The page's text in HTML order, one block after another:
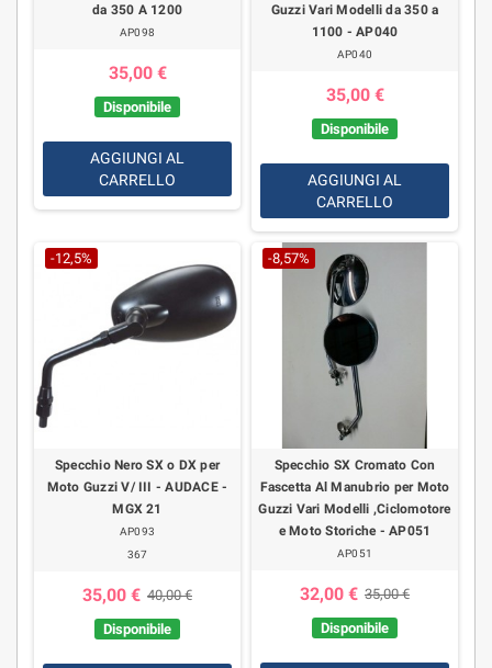
da 350 A 1200
AP098
35,00 €
Disponibile
AGGIUNGI AL
CARRELLO
Guzzi Vari Modelli da 350 a
1100 - AP040
AP040
35,00 €
Disponibile
AGGIUNGI AL
CARRELLO
-12,5%
Specchio Nero SX o DX per
Moto Guzzi V/ III - AUDACE -
MGX 21
AP093
367
35,00 € 40,00 €
Disponibile
-8,57%
Specchio SX Cromato Con
Fascetta Al Manubrio per Moto
Guzzi Vari Modelli ,Ciclomotore
e Moto Storiche - AP051
AP051
32,00 € 35,00 €
Disponibile